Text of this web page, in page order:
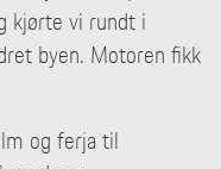
kjørte vi rundt i
byen. Motoren fikk
og ferja til